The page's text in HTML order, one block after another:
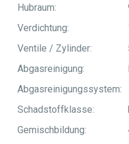
Hubraum:
Verdichtung:
Ventile / Zylinder:
Abgasreinigung:
Abgasreinigungssystem:
Schadstoffklasse:
Gemischbildung: